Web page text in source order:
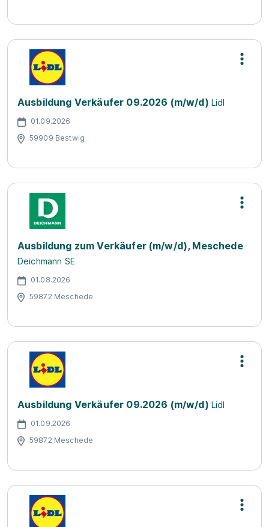
Ausbildung Verkäufer 09.2026 (m/w/d) Lidl
01.09.2026
59909 Bestwig
Ausbildung zum Verkäufer (m/w/d), Meschede
Deichmann SE
01.08.2026
59872 Meschede
Ausbildung Verkäufer 09.2026 (m/w/d) Lidl
01.09.2026
59872 Meschede